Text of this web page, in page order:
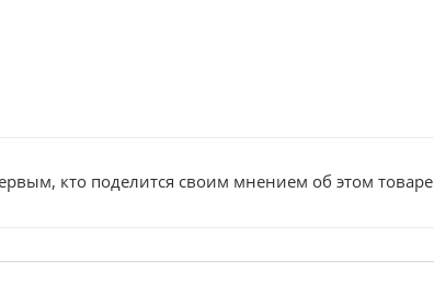
кто поделится своим мнением об этом товаре